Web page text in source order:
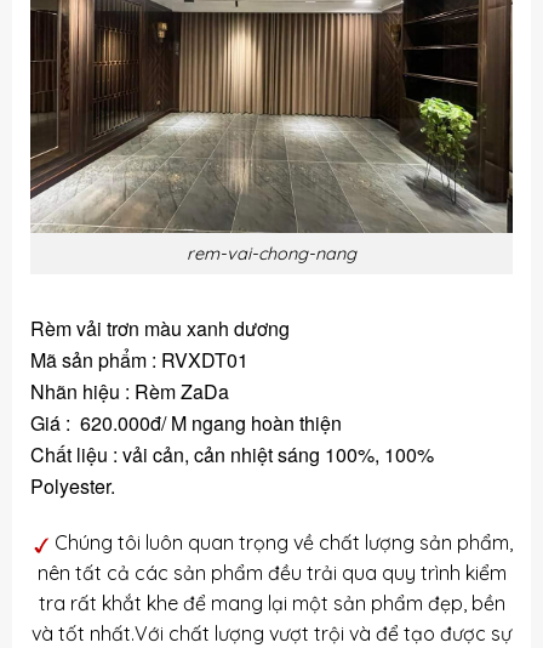
rem-vai-chong-nang
Rèm vải trơn màu xanh dương
Mã sản phẩm : RVXDT01
Nhãn hiệu : Rèm ZaDa
Giá : 620.000đ/ M ngang hoàn thiện
Chất liệu : vải cản, cản nhiệt sáng 100%, 100%
Polyester.
Chúng tôi luôn quan trọng về chất lượng sản phẩm,
nên tất cả các sản phẩm đều trải qua quy trình kiểm
tra rất khắt khe để mang lại một sản phẩm đẹp, bền
và tốt nhất.Với chất lượng vượt trội và để tạo được sự